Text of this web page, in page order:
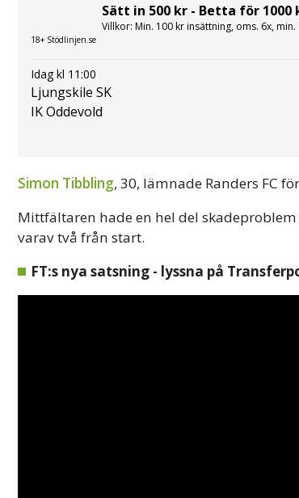
18+ Stödlinjen.se
Sätt in 500 kr - Betta för 1000
Villkor: Min. 100 kr insättning, oms. 6x,
Idag kl 11:00
Ljungskile SK
IK Oddevold
Simon Tibbling, 30, lämnade Randers FC
Mittfältaren hade en hel del
varav två från start.
FT:s nya satsning - lyssna på